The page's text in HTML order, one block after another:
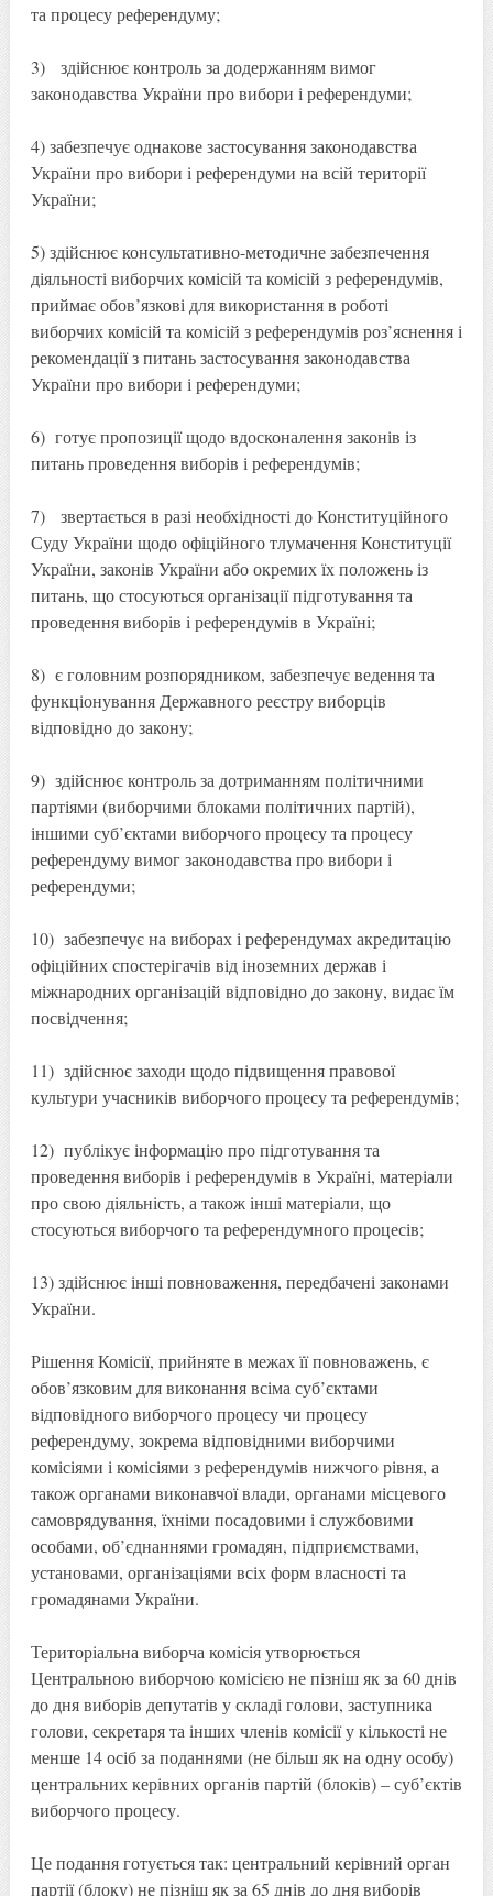
та процесу референдуму;
3) здійснює контроль за додержанням вимог
законодавства України про вибори і референдуми;
4) забезпечує однакове застосування законодавства
України про вибори і референдуми на всій території
України;
5) здійснює консультативно-методичне забезпечення
діяльності виборчих комісій та комісій з референдумів,
приймає обов’язкові для використання в роботі
виборчих комісій та комісій з референдумів роз’яснення і
рекомендації з питань застосування законодавства
України про вибори і референдуми;
6) готує пропозиції щодо вдосконалення законів із
питань проведення виборів і референдумів;
7) звертається в разі необхідності до Конституційного
Суду України щодо офіційного тлумачення Конституції
України, законів України або окремих їх положень із
питань, що стосуються організації підготування та
проведення виборів і референдумів в Україні;
8) є головним розпорядником, забезпечує ведення та
функціонування Державного реєстру виборців
відповідно до закону;
9) здійснює контроль за дотриманням політичними
партіями (виборчими блоками політичних партій),
іншими суб’єктами виборчого процесу та процесу
референдуму вимог законодавства про вибори і
референдуми;
10) забезпечує на виборах і референдумах акредитацію
офіційних спостерігачів від іноземних держав і
міжнародних організацій відповідно до закону, видає їм
посвідчення;
11) здійснює заходи щодо підвищення правової
культури учасників виборчого процесу та референдумів;
12) публікує інформацію про підготування та
проведення виборів і референдумів в Україні, матеріали
про свою діяльність, а також інші матеріали, що
стосуються виборчого та референдумного процесів;
13) здійснює інші повноваження, передбачені законами
України.
Рішення Комісії, прийняте в межах її повноважень, є
обов’язковим для виконання всіма суб’єктами
відповідного виборчого процесу чи процесу
референдуму, зокрема відповідними виборчими
комісіями і комісіями з референдумів нижчого рівня, а
також органами виконавчої влади, органами місцевого
самоврядування, їхніми посадовими і службовими
особами, об’єднаннями громадян, підприємствами,
установами, організаціями всіх форм власності та
громадянами України.
Територіальна виборча комісія утворюється
Центральною виборчою комісією не пізніш як за 60 днів
до дня виборів депутатів у складі голови, заступника
голови, секретаря та інших членів комісії у кількості не
менше 14 осіб за поданнями (не більш як на одну особу)
центральних керівних органів партій (блоків) – суб’єктів
виборчого процесу.
Це подання готується так: центральний керівний орган
партії (блоку) не пізніш як за 65 днів до дня виборів